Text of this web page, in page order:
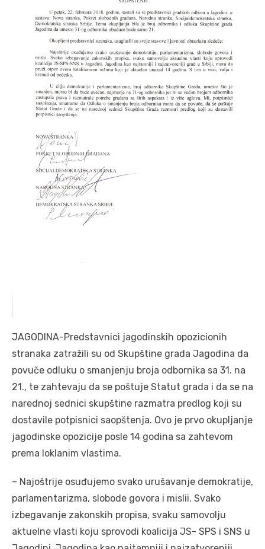
JAGODINA-Predstavnici jagodinskih opozicionih
stranaka zatražili su od Skupštine grada Jagodina da
povuče odluku o smanjenju broja odbornika sa 31. na
21., te zahtevaju da se poštuje Statut grada i da se na
narednoj sednici skupštine razmatra predlog koji su
dostavile potpisnici saopštenja. Ovo je prvo okupljanje
jagodinske opozicije posle 14 godina sa zahtevom
prema loklanim vlastima.
– Najoštrije osuđujemo svako urušavanje demokratije,
parlamentarizma, slobode govora i mislii. Svako
izbegavanje zakonskih propisa, svaku samovolju
aktuelne vlasti koju sprovodi koalicija JS- SPS i SNS u